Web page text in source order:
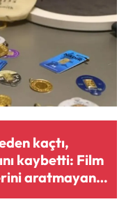
kaçtı,
kaybetti: Film
aratmayan